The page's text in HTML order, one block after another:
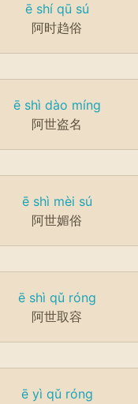
ē shí qū sú
阿时趋俗
ē shì dào míng
阿世盗名
ē shì mèi sú
阿世媚俗
ē shì qǔ róng
阿世取容
ē yì qǔ róng